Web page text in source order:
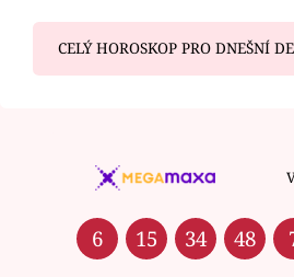
CELÝ HOROSKOP PRO DNEŠNÍ
6 15 34 48